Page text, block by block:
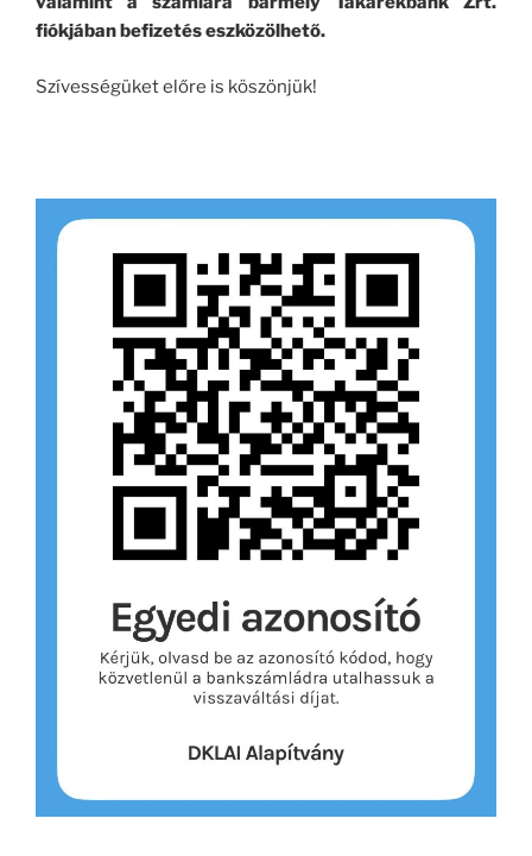
fiókjában befizetés eszközölhető.
Szívességüket előre is köszönjük!